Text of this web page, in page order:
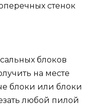
стенок
блоков
на месте
блоки или блоки
любой пилой